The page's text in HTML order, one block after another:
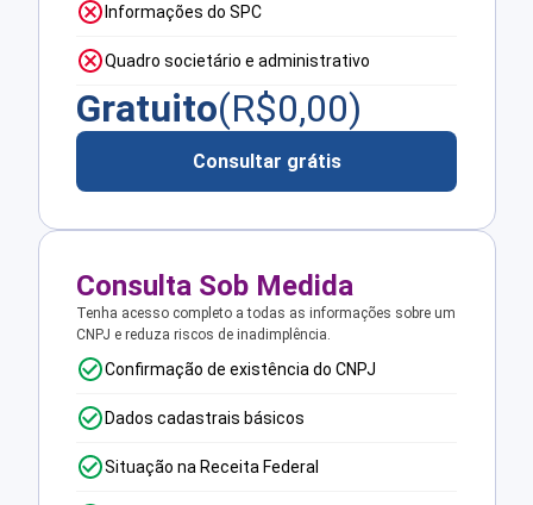
Informações do SPC
Quadro societário e administrativo
Gratuito(R$0,00)
Consultar grátis
Consulta Sob Medida
Tenha acesso completo a todas as informações sobre um
CNPJ e reduza riscos de inadimplência.
Confirmação de existência do CNPJ
Dados cadastrais básicos
Situação na Receita Federal